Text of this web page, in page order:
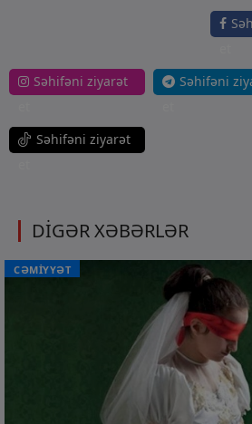
Səhifəni ziyarət
Səhifəni
Səhifəni ziyarət
DİGƏR XƏBƏRLƏR
CƏMİYYƏT